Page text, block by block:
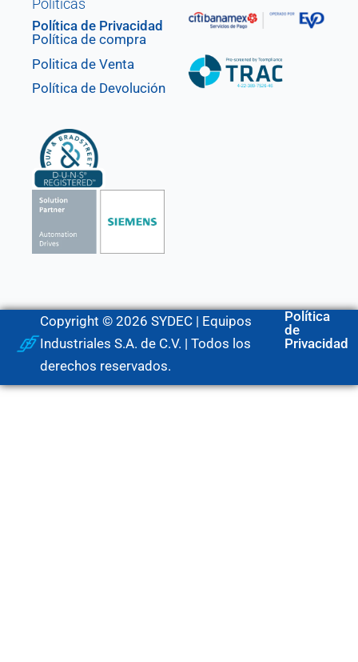
Políticas
Política de Privacidad
Política de compra
Politica de Venta
Política de Devolución
Copyright © 2026 SYDEC | Equipos
Industriales S.A. de C.V. | Todos los
derechos reservados.
Política
de
Privacidad